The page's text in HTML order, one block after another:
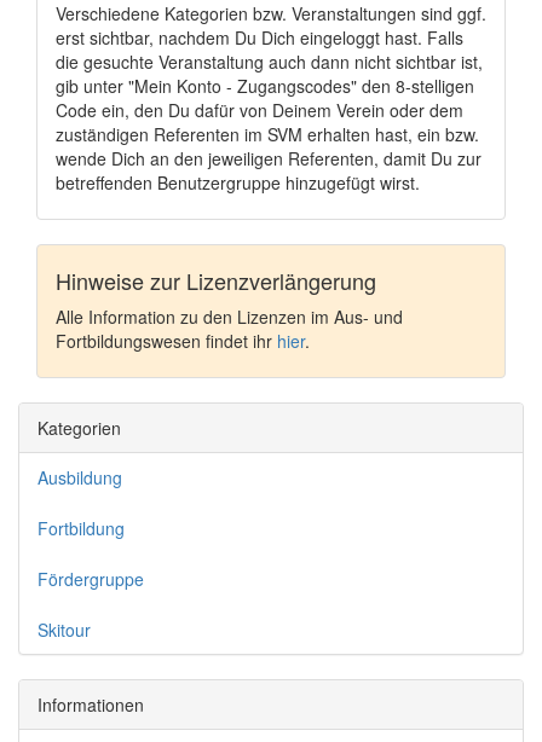
Verschiedene Kategorien bzw. Veranstaltungen sind ggf.
erst sichtbar, nachdem Du Dich eingeloggt hast. Falls
die gesuchte Veranstaltung auch dann nicht sichtbar ist,
gib unter "Mein Konto - Zugangscodes" den 8-stelligen
Code ein, den Du dafür von Deinem Verein oder dem
zuständigen Referenten im SVM erhalten hast, ein bzw.
wende Dich an den jeweiligen Referenten, damit Du zur
betreffenden Benutzergruppe hinzugefügt wirst.
Hinweise zur Lizenzverlängerung
Alle Information zu den Lizenzen im Aus- und
Fortbildungswesen findet ihr hier.
Kategorien
Ausbildung
Fortbildung
Fördergruppe
Skitour
Informationen